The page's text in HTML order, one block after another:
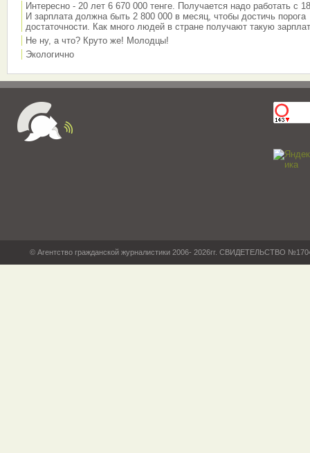
Интересно - 20 лет 6 670 000 тенге. Получается надо работать с
И зарплата должна быть 2 800 000 в месяц, чтобы достичь порога
достаточности. Как много людей в стране получают такую
Не ну, а что? Круто же! Молодцы!
Экологично
© Агентство гражданской журналистики 2006- 2026гг. СВИДЕТЕЛЬСТВО